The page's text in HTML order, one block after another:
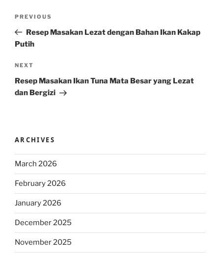
Previous
Post
PREVIOUS
Resep Masakan Lezat dengan Bahan Ikan Kakap
Putih
Next
Post
NEXT
Resep Masakan Ikan Tuna Mata Besar yang Lezat
dan Bergizi
ARCHIVES
March 2026
February 2026
January 2026
December 2025
November 2025